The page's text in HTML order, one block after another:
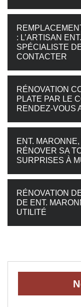
: L’ARTISAN
SPÉCIALISTE
CONTACTER
RÉNOVATION
PLATE PAR LE
RENDEZ-VOUS
ENT.
RÉNOVER SA
SURPRISES À
RÉNOVATION
DE ENT.
UTILITÉ